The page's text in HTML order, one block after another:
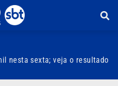
nesta sexta; veja o resultado